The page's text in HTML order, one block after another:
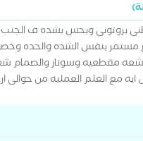
بروتونى وبحس بشده ف الجنب
مستمر بنفس الشده والحده
مقطعيه وسونار والصمام
مع العلم العمليه من حوالى